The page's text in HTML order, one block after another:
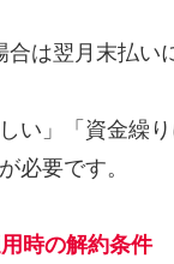
合は翌月末払い
い」「資金繰
必要です。
時の解約条件